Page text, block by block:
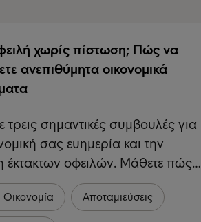
χωρίς πίστωση; Πώς να
ανεπιθύμητα οικονομικά
τρεις σημαντικές συμβουλές για
σας ευημερία και την
έκτακτων οφειλών. Μάθετε πώς…
Οικονομία Αποταμιεύσεις